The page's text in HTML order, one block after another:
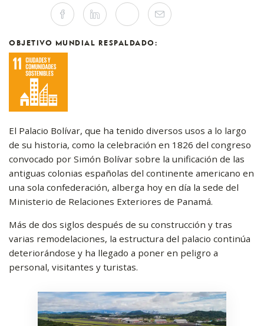
Compartir
este
artículo
las
redes
FacebookLinkedin Twitter Mail
OBJETIVO MUNDIAL RESPALDADO:
El Palacio Bolívar, que ha tenido diversos usos a lo largo
de su historia, como la celebración en 1826 del congreso
convocado por Simón Bolívar sobre la unificación de las
antiguas colonias españolas del continente americano en
una sola confederación, alberga hoy en día la sede del
Ministerio de Relaciones Exteriores de Panamá.
Más de dos siglos después de su construcción y tras
varias remodelaciones, la estructura del palacio continúa
deteriorándose y ha llegado a poner en peligro a
personal, visitantes y turistas.